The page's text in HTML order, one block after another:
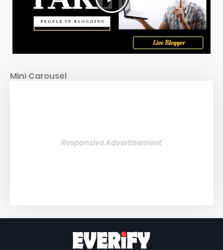
Mini Carousel
Responsive Advertisement